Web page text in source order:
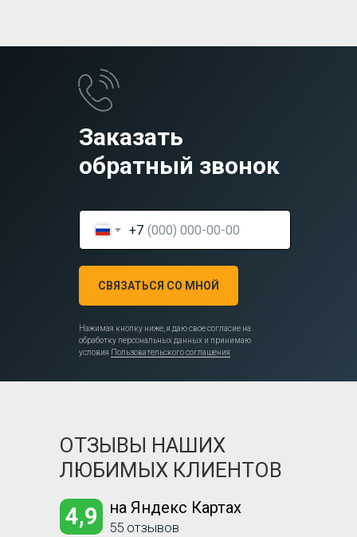
Заказать
обратный звонок
+7
СВЯЗАТЬСЯ СО МНОЙ
Нажимая кнопку ниже, я даю свое согласие на
обработку персональных данных и принимаю
условия Пользовательского соглашения
55 отзывов
на Яндекс Картах
4,9
ОТЗЫВЫ НАШИХ
ЛЮБИМЫХ КЛИЕНТОВ